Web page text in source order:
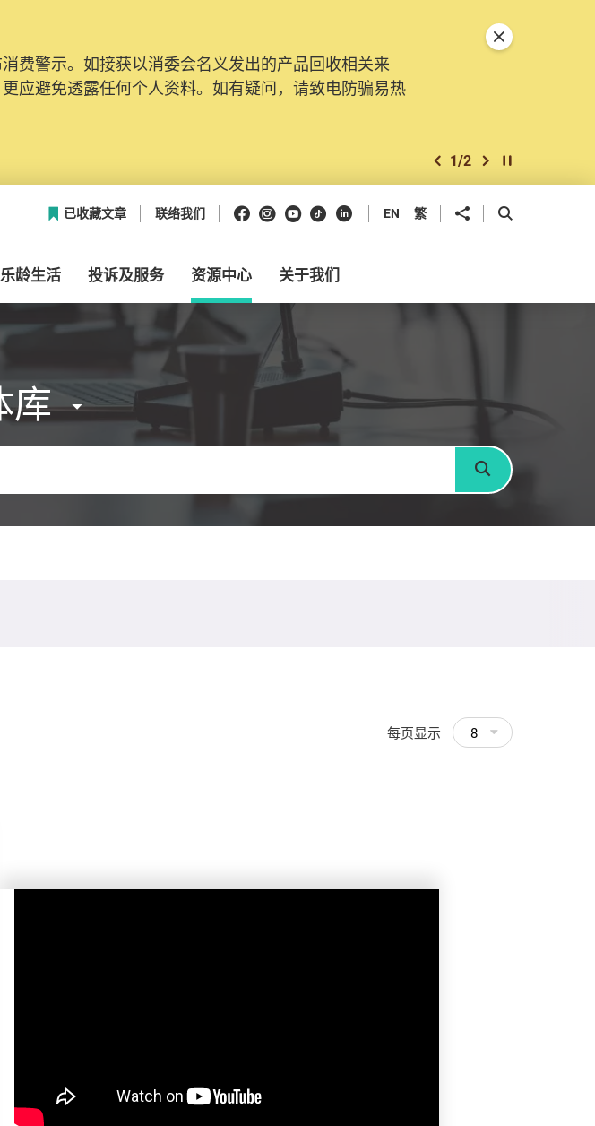
费警示。如接获以消委会名义发出的产品回收相关来
应避免透露任何个人资料。如有疑问，请致电防骗易热
已经进行升级及推出新功能。由2025年11月10日起，
话）注册帐户，才可提交投诉、查询及建议。所有提交
上一个
2/2 下一个开始/暂停幻灯
关闭特別通告
已收藏文章 联络我们 Facebook
Instagram
Youtube
抖音领英 EN 繁 分享到 开启搜寻框
乐龄生活 投诉及服务 资源中心 关于我们
库
搜寻
每页显示 8